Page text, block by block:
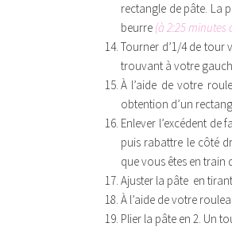
rectangle de pâte. La
beurre (à 2:25 minutes
Tourner d’1/4 de tour
trouvant à votre
À l’aide de votre
obtention d’un
Enlever l’excédent
puis rabattre le côté
que vous êtes en train
Ajuster la pâte en
À l’aide de votre
Plier la pâte en 2. Un